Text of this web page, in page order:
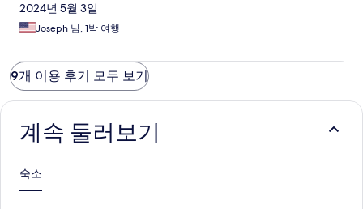
2024년 5월 3일
Joseph 님, 1박 여행
9개 이용 후기 모두 보기
계속 둘러보기
숙소